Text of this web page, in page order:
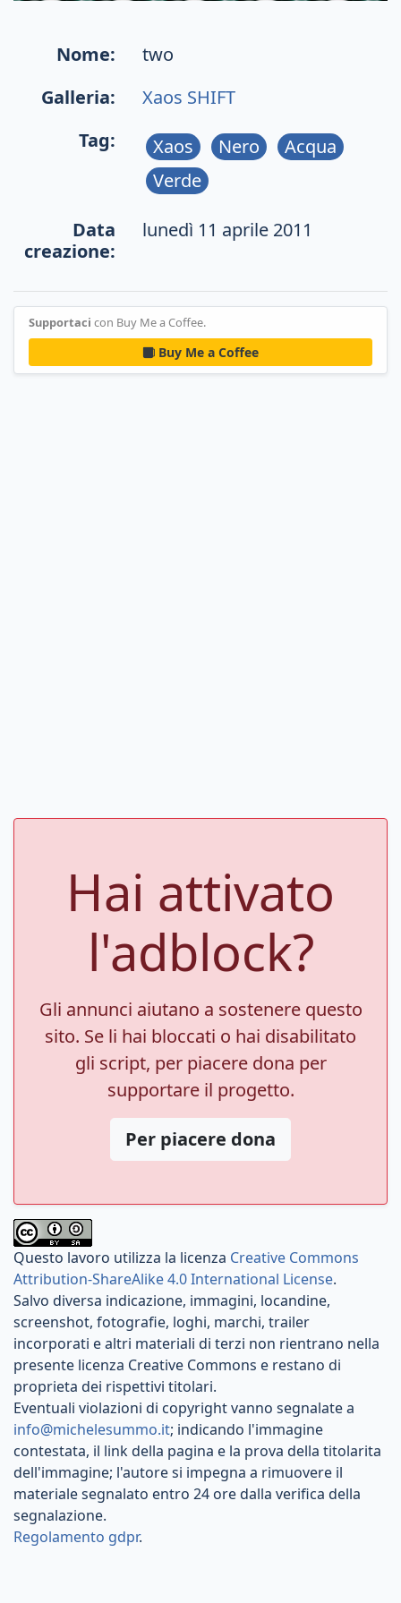
Nome:
two
Galleria:
Xaos SHIFT
Tag:
Xaos Nero
Acqua
Verde
Data
creazione:
lunedì 11 aprile 2011
Supportaci con Buy Me a Coffee.
Buy Me a Coffee
Hai attivato
l'adblock?
Gli annunci aiutano a sostenere questo
sito. Se li hai bloccati o hai disabilitato
gli script, per piacere dona per
supportare il progetto.
Per piacere dona
Questo lavoro utilizza la licenza Creative Commons
Attribution-ShareAlike 4.0 International License.
Salvo diversa indicazione, immagini, locandine,
screenshot, fotografie, loghi, marchi, trailer
incorporati e altri materiali di terzi non rientrano nella
presente licenza Creative Commons e restano di
proprieta dei rispettivi titolari.
Eventuali violazioni di copyright vanno segnalate a
info@michelesummo.it; indicando l'immagine
contestata, il link della pagina e la prova della titolarita
dell'immagine; l'autore si impegna a rimuovere il
materiale segnalato entro 24 ore dalla verifica della
segnalazione.
Regolamento gdpr.